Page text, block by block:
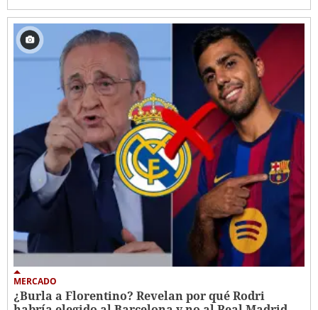
MERCADO
¿Burla a Florentino? Revelan por qué Rodri